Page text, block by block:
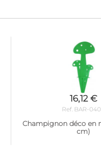
16,12 €
Ref. BAR-
Champignon déco en
cm)